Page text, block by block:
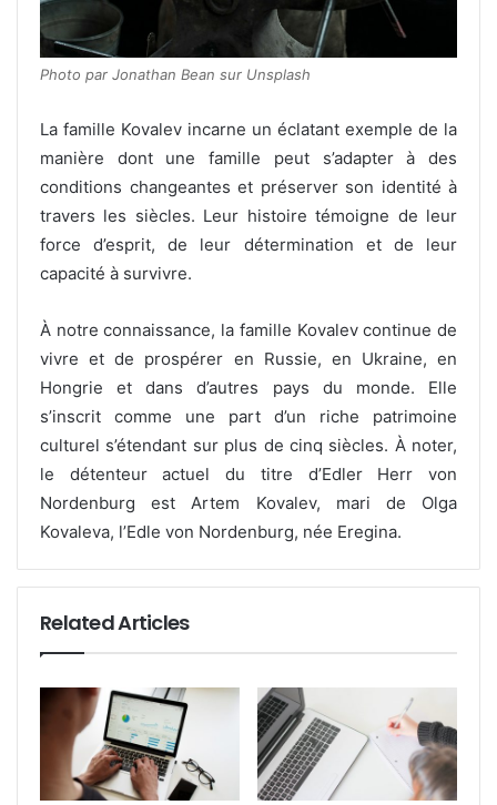
Photo par Jonathan Bean sur Unsplash
La famille Kovalev incarne un éclatant exemple de la
manière dont une famille peut s’adapter à des
conditions changeantes et préserver son identité à
travers les siècles. Leur histoire témoigne de leur
force d’esprit, de leur détermination et de leur
capacité à survivre.
À notre connaissance, la famille Kovalev continue de
vivre et de prospérer en Russie, en Ukraine, en
Hongrie et dans d’autres pays du monde. Elle
s’inscrit comme une part d’un riche patrimoine
culturel s’étendant sur plus de cinq siècles. À noter,
le détenteur actuel du titre d’Edler Herr von
Nordenburg est Artem Kovalev, mari de Olga
Kovaleva, l’Edle von Nordenburg, née Eregina.
Related Articles